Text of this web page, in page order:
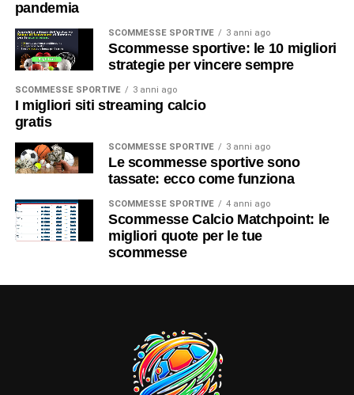
pandemia
SCOMMESSE SPORTIVE 3 anni ago
Scommesse sportive: le 10 migliori
strategie per vincere sempre
SCOMMESSE SPORTIVE 3 anni ago
I migliori siti streaming calcio
gratis
SCOMMESSE SPORTIVE 3 anni ago
Le scommesse sportive sono
tassate: ecco come funziona
SCOMMESSE SPORTIVE 4 anni ago
Scommesse Calcio Matchpoint: le
migliori quote per le tue
scommesse